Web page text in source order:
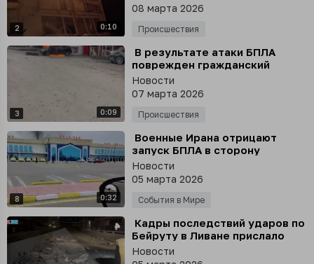
2 0:10
08 марта 2026
Происшествия
3 0:09
⁣ В результате атаки БПЛА
поврежден гражданский
автомобиль в городе
Васильевке Запорожской
области
Новости
07 марта 2026
Происшествия
8 0:32
⁣ Военные Ирана отрицают
запуск БПЛА в сторону
Азербайджана
Новости
05 марта 2026
События в Мире
⁣ Кадры последствий ударов по
Бейруту в Ливане прислало
издание Al Mayadeen
специально для РЕН ТВ
Новости